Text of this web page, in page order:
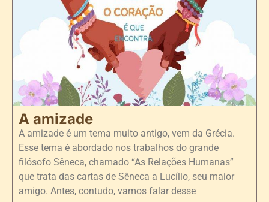
A amizade
A amizade é um tema muito antigo, vem da Grécia.
Esse tema é abordado nos trabalhos do grande
filósofo Sêneca, chamado “As Relações Humanas”
que trata das cartas de Sêneca a Lucílio, seu maior
amigo. Antes, contudo, vamos falar desse